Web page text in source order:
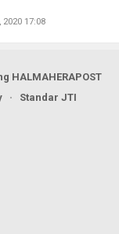
2020 17:08
HALMAHERAPOST
Standar JTI